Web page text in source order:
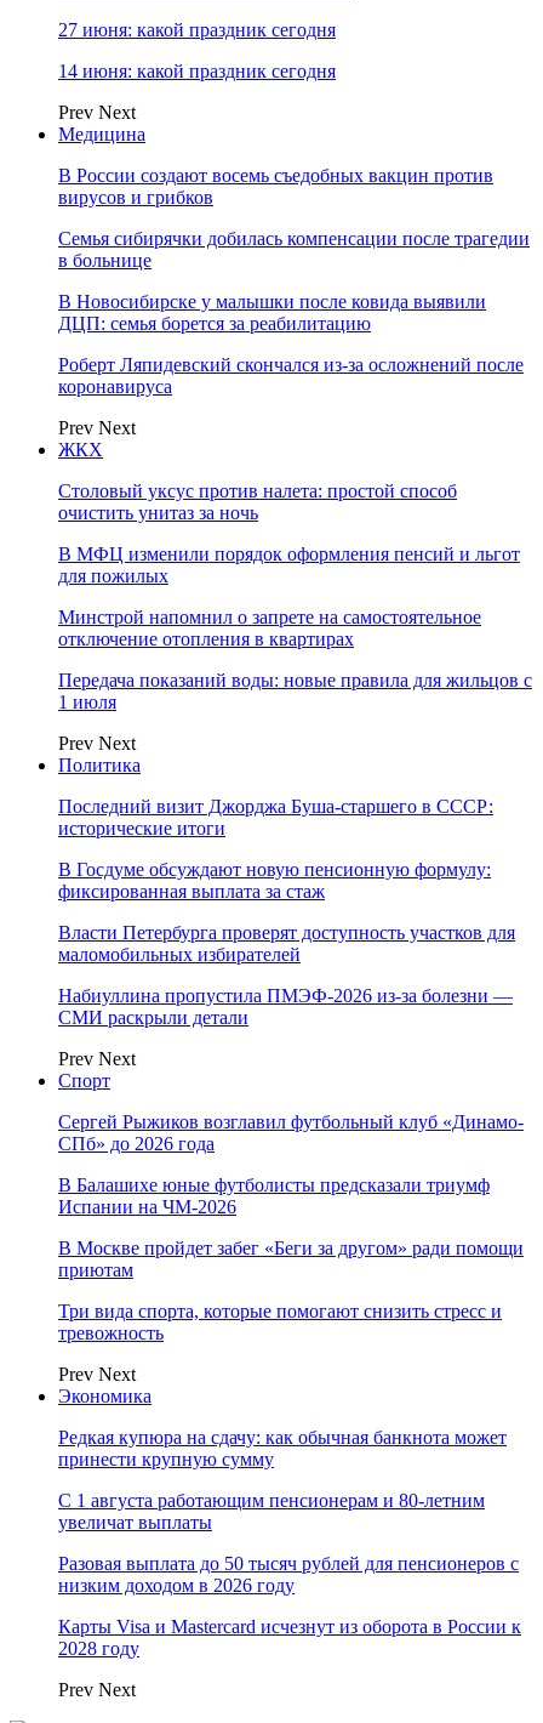
27 июня: какой праздник сегодня
14 июня: какой праздник сегодня
Prev Next
Медицина
В России создают восемь съедобных вакцин против
вирусов и грибков
Семья сибирячки добилась компенсации после трагедии
в больнице
В Новосибирске у малышки после ковида выявили
ДЦП: семья борется за реабилитацию
Роберт Ляпидевский скончался из-за осложнений после
коронавируса
Prev Next
ЖКХ
Столовый уксус против налета: простой способ
очистить унитаз за ночь
В МФЦ изменили порядок оформления пенсий и льгот
для пожилых
Минстрой напомнил о запрете на самостоятельное
отключение отопления в квартирах
Передача показаний воды: новые правила для жильцов с
1 июля
Prev Next
Политика
Последний визит Джорджа Буша-старшего в СССР:
исторические итоги
В Госдуме обсуждают новую пенсионную формулу:
фиксированная выплата за стаж
Власти Петербурга проверят доступность участков для
маломобильных избирателей
Набиуллина пропустила ПМЭФ-2026 из-за болезни —
СМИ раскрыли детали
Prev Next
Спорт
Сергей Рыжиков возглавил футбольный клуб «Динамо-
СПб» до 2026 года
В Балашихе юные футболисты предсказали триумф
Испании на ЧМ-2026
В Москве пройдет забег «Беги за другом» ради помощи
приютам
Три вида спорта, которые помогают снизить стресс и
тревожность
Prev Next
Экономика
Редкая купюра на сдачу: как обычная банкнота может
принести крупную сумму
С 1 августа работающим пенсионерам и 80-летним
увеличат выплаты
Разовая выплата до 50 тысяч рублей для пенсионеров с
низким доходом в 2026 году
Карты Visa и Mastercard исчезнут из оборота в России к
2028 году
Prev Next